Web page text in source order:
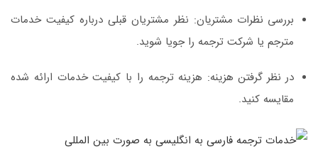
بررسی نظرات مشتریان: نظر مشتریان قبلی درباره کیفیت خدمات
مترجم یا شرکت ترجمه را جویا شوید.
در نظر گرفتن هزینه: هزینه ترجمه را با کیفیت خدمات ارائه شده
مقایسه کنید.